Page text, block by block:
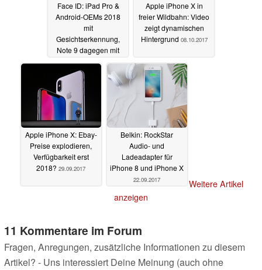
Face ID: iPad Pro &
Android-OEMs 2018
mit
Gesichtserkennung,
Note 9 dagegen mit
Under-Display-
Sensor?
10.10.2017
Apple iPhone X in
freier Wildbahn: Video
zeigt dynamischen
Hintergrund 08.10.2017
Apple iPhone X: Ebay-
Preise explodieren,
Verfügbarkeit erst
2018? 29.09.2017
Belkin: RockStar
Audio- und
Ladeadapter für
iPhone 8 und iPhone X
22.09.2017
Weitere Artikel
anzeigen
11 Kommentare im Forum
Fragen, Anregungen, zusätzliche Informationen zu diesem
Artikel? - Uns interessiert Deine Meinung (auch ohne